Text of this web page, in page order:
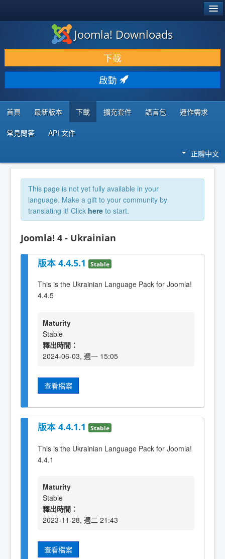
下載 & 擴充
發現 & 學習
社群 & 支援
程式者資源
Joomla! Downloads
下載
啟動
首頁 最新版本 下載 擴充套件 語言包 運作需求
常見問答 API 文件
正體中文
This page is not yet fully available in your
language. Make a gift to your community by
translating it! Click here to start.
Joomla! 4 - Ukrainian
版本 4.4.5.1 Stable
This is the Ukrainian Language Pack for Joomla!
4.4.5
Maturity
Stable
釋出時間：
2024-06-03, 週一 15:05
查看檔案
版本 4.4.1.1 Stable
This is the Ukrainian Language Pack for Joomla!
4.4.1
Maturity
Stable
釋出時間：
2023-11-28, 週二 21:43
查看檔案